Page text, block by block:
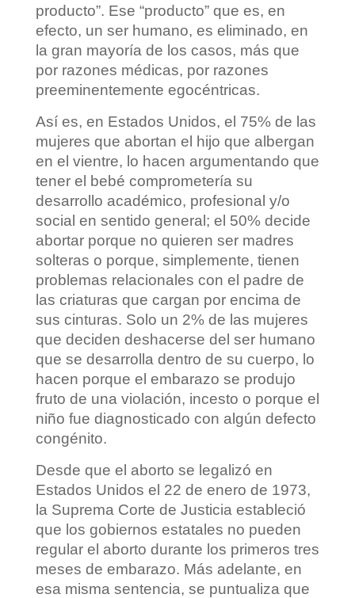
producto”. Ese “producto” que es, en
efecto, un ser humano, es eliminado, en
la gran mayoría de los casos, más que
por razones médicas, por razones
preeminentemente egocéntricas.
Así es, en Estados Unidos, el 75% de las
mujeres que abortan el hijo que albergan
en el vientre, lo hacen argumentando que
tener el bebé comprometería su
desarrollo académico, profesional y/o
social en sentido general; el 50% decide
abortar porque no quieren ser madres
solteras o porque, simplemente, tienen
problemas relacionales con el padre de
las criaturas que cargan por encima de
sus cinturas. Solo un 2% de las mujeres
que deciden deshacerse del ser humano
que se desarrolla dentro de su cuerpo, lo
hacen porque el embarazo se produjo
fruto de una violación, incesto o porque el
niño fue diagnosticado con algún defecto
congénito.
Desde que el aborto se legalizó en
Estados Unidos el 22 de enero de 1973,
la Suprema Corte de Justicia estableció
que los gobiernos estatales no pueden
regular el aborto durante los primeros tres
meses de embarazo. Más adelante, en
esa misma sentencia, se puntualiza que